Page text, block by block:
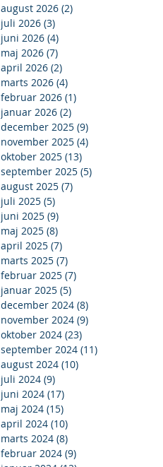
august 2026 (2)
juli 2026 (3)
juni 2026 (4)
maj 2026 (7)
april 2026 (2)
marts 2026 (4)
februar 2026 (1)
januar 2026 (2)
december 2025 (9)
november 2025 (4)
oktober 2025 (13)
september 2025 (5)
august 2025 (7)
juli 2025 (5)
juni 2025 (9)
maj 2025 (8)
april 2025 (7)
marts 2025 (7)
februar 2025 (7)
januar 2025 (5)
december 2024 (8)
november 2024 (9)
oktober 2024 (23)
september 2024 (11)
august 2024 (10)
juli 2024 (9)
juni 2024 (17)
maj 2024 (15)
april 2024 (10)
marts 2024 (8)
februar 2024 (9)